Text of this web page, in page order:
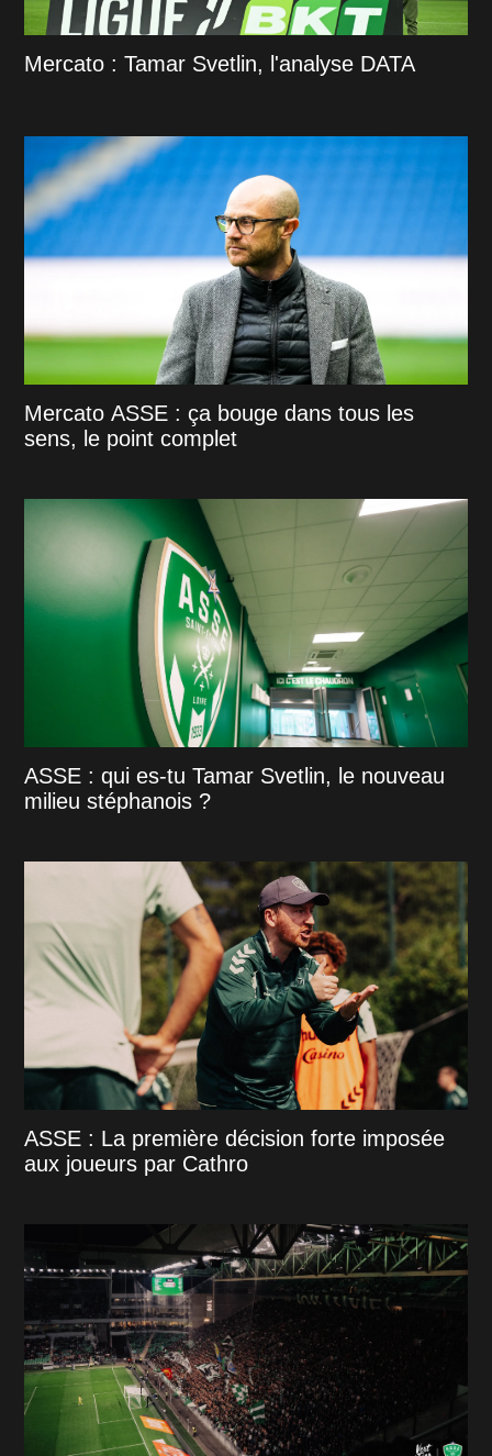
Mercato : Tamar Svetlin, l'analyse DATA
Mercato ASSE : ça bouge dans tous les
sens, le point complet
ASSE : qui es-tu Tamar Svetlin, le nouveau
milieu stéphanois ?
ASSE : La première décision forte imposée
aux joueurs par Cathro